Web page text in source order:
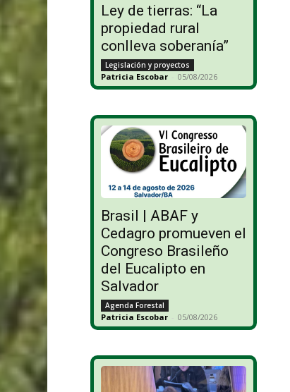
Ley de tierras: “La
propiedad rural
conlleva soberanía”
Legislación y proyectos
Patricia Escobar - 05/08/2026
Brasil | ABAF y
Cedagro promueven el
Congreso Brasileño
del Eucalipto en
Salvador
Agenda Forestal
Patricia Escobar - 05/08/2026